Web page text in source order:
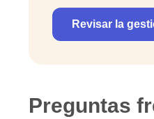
Revisar la
Preguntas